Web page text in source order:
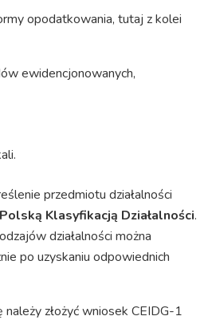
opodatkowania, tutaj z kolei
ewidencjonowanych,
przedmiotu działalności
Polską Klasyfikacją Działalności.
działalności można
po uzyskaniu odpowiednich
złożyć wniosek CEIDG-1